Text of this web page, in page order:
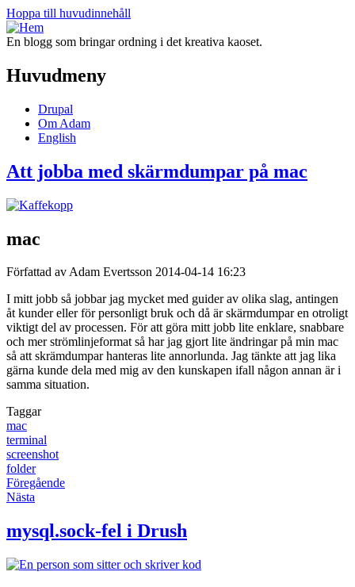
Hoppa till huvudinnehåll
En blogg som bringar ordning i det kreativa kaoset.
Huvudmeny
Drupal
Om Adam
English
Att jobba med skärmdumpar på mac
mac
Författad av Adam Evertsson 2014-04-14 16:23
I mitt jobb så jobbar jag mycket med guider av olika slag, antingen
åt kunder eller för personligt bruk och då är skärmdumpar en otroligt
viktigt del av processen. För att göra mitt jobb lite enklare, snabbare
och mer strömlinjeformat så har jag gjort lite ändringar på min mac
så att skrämdumpar hanteras lite annorlunda. Jag tänkte att jag lika
gärna kunde dela med mig av den kunskapen ifall någon annan är i
samma situation.
Taggar
mac
terminal
screenshot
folder
Föregående
Nästa
mysql.sock-fel i Drush